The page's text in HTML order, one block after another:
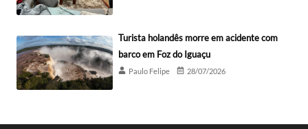
Turista holandês morre em acidente com
barco em Foz do Iguaçu
Paulo Felipe 28/07/2026